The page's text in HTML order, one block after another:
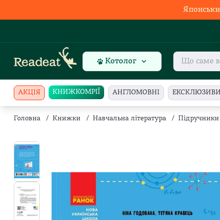
Котолог
АКЦІЯ КНИЖКОМРІЇ АНГЛОМОВНІ
Головна / Книжки / Навчальна література /